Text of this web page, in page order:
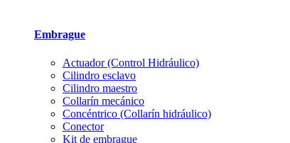
Embrague
Actuador (Control Hidráulico)
Cilindro esclavo
Cilindro maestro
Collarín mecánico
Concéntrico (Collarín hidráulico)
Conector
Kit de embrague